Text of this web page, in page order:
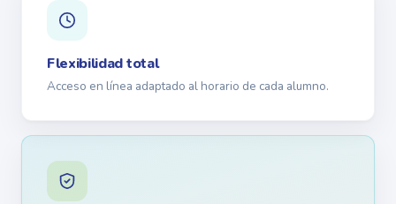
Flexibilidad total
Acceso en línea adaptado al horario de cada alumno.